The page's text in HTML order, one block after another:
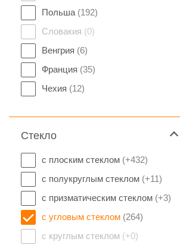
Польша (192)
Словакия (0)
Венгрия (6)
Франция (35)
Чехия (12)
Стекло
с плоским стеклом (+432)
с полукруглым стеклом (+11)
с призматическим стеклом (+3)
с угловым стеклом (264)
с круглым стеклом (+0)